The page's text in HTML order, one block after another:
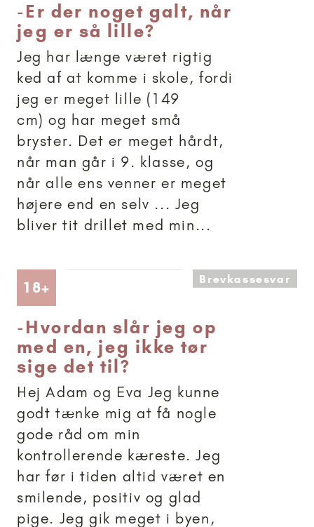
-Er der noget galt, når
jeg er så lille?
Jeg har længe været rigtig
ked af at komme i skole, fordi
jeg er meget lille (149
cm) og har meget små
bryster. Det er meget hårdt,
når man går i 9. klasse, og
når alle ens venner er meget
højere end en selv ... Jeg
bliver tit drillet med min...
18+ Artikler anbefalet til 18+Brevkassesvar
-Hvordan slår jeg op
med en, jeg ikke tør
sige det til?
Hej Adam og Eva Jeg kunne
godt tænke mig at få nogle
gode råd om min
kontrollerende kæreste. Jeg
har før i tiden altid været en
smilende, positiv og glad
pige. Jeg gik meget i byen,